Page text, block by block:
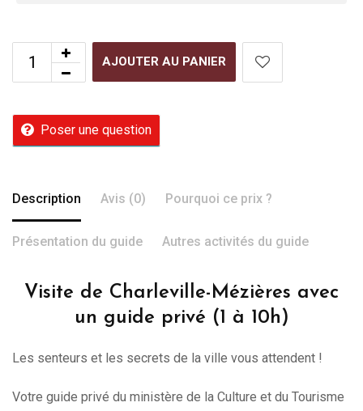
AJOUTER AU PANIER
Poser une question
Description Avis (0) Pourquoi ce prix ?
Présentation du guide Autres activités du guide
Visite de Charleville-Mézières avec
un guide privé (1 à 10h)
Les senteurs et les secrets de la ville vous attendent !
Votre guide privé du ministère de la Culture et du Tourisme